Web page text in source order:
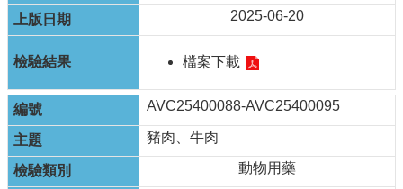
2025-06-20
檔案下載
AVC25400088-AVC25400095
豬肉、牛肉
動物用藥